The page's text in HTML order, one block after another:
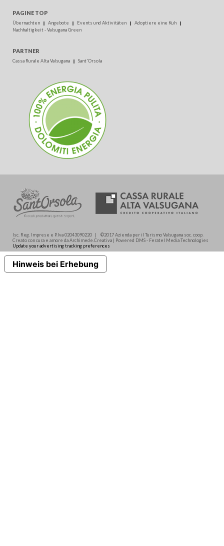
PAGINE TOP
Übernachten Angebote Events und Aktivitäten
Adoptiere eine Kuh
Nachhaltigkeit - Valsugana Green
PARTNER
Cassa Rurale Alta Valsugana Sant'Orsola
Isc. Reg. Imprese e P.Iva 02043090220 | ©2017 Azienda per il Turismo Valsugana soc. coop.
Creato con cura e amore da Archimede.Creativa | Powered DMS - Feratel Media Technologies
Update your advertising tracking preferences
Hinweis bei Erhebung